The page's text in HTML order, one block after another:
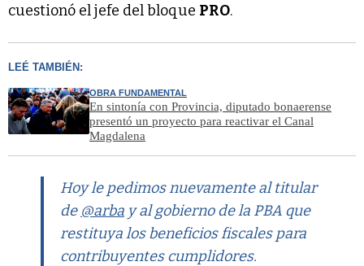
cuestionó el jefe del bloque PRO.
LEÉ TAMBIÉN:
OBRA FUNDAMENTAL
En sintonía con Provincia, diputado bonaerense
presentó un proyecto para reactivar el Canal
Magdalena
Hoy le pedimos nuevamente al titular
de @arba y al gobierno de la PBA que
restituya los beneficios fiscales para
contribuyentes cumplidores.